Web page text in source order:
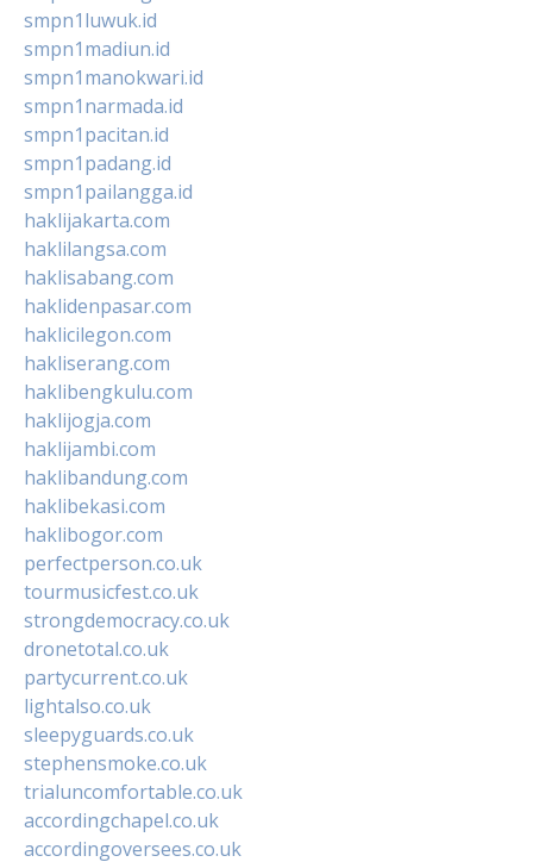
smpn1luwuk.id
smpn1madiun.id
smpn1manokwari.id
smpn1narmada.id
smpn1pacitan.id
smpn1padang.id
smpn1pailangga.id
haklijakarta.com
haklilangsa.com
haklisabang.com
haklidenpasar.com
haklicilegon.com
hakliserang.com
haklibengkulu.com
haklijogja.com
haklijambi.com
haklibandung.com
haklibekasi.com
haklibogor.com
perfectperson.co.uk
tourmusicfest.co.uk
strongdemocracy.co.uk
dronetotal.co.uk
partycurrent.co.uk
lightalso.co.uk
sleepyguards.co.uk
stephensmoke.co.uk
trialuncomfortable.co.uk
accordingchapel.co.uk
accordingoversees.co.uk